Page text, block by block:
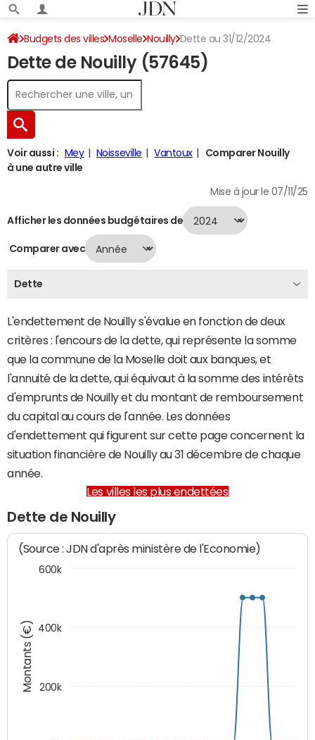
Budgets des villes Moselle Nouilly Dette au 31/12/2024
Dette de Nouilly (57645)
Voir aussi : Mey Noisseville Vantoux
Comparer Nouilly
à une autre ville
Mise à jour le 07/11/25
Afficher les données budgétaires de
Comparer avec
Dette
L'endettement de Nouilly s'évalue en fonction de deux
critères : l'encours de la dette, qui représente la somme
que la commune de la Moselle doit aux banques, et
l'annuité de la dette, qui équivaut à la somme des intérêts
d'emprunts de Nouilly et du montant de remboursement
du capital au cours de l'année. Les données
d'endettement qui figurent sur cette page concernent la
situation financière de Nouilly au 31 décembre de chaque
année.
Les villes les plus endettées
Dette de Nouilly
Montants (€)
(Source : JDN d'après ministère de l'Economie)
200k
400k
600k